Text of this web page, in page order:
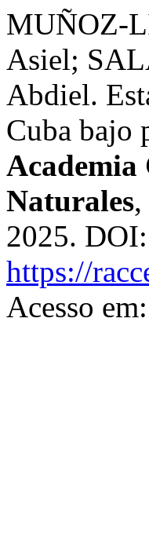
MUÑOZ-
Asiel;
Abdiel.
Cuba bajo
Academia
Naturales
2025. DOI:
https://
Acesso